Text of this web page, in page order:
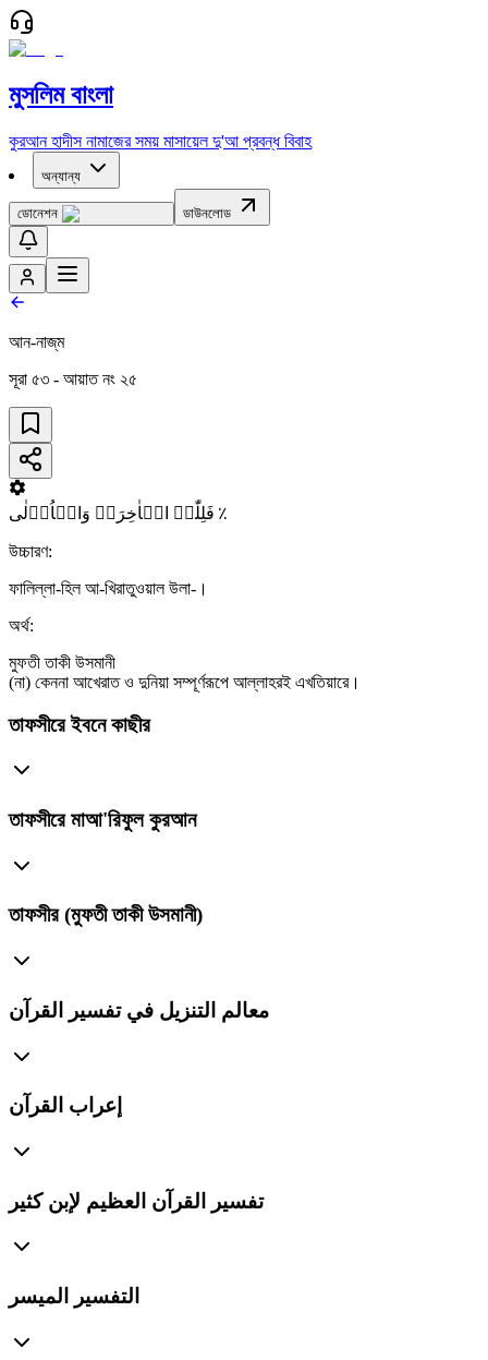
মুসলিম বাংলা
কুরআন হাদীস নামাজের সময় মাসায়েল দু'আ প্রবন্ধ বিবাহ
অন্যান্য
ডোনেশন ডাউনলোড
আন-নাজ্‌ম
সূরা ৫৩ - আয়াত নং ২৫
فَلِلّٰہِ الۡاٰخِرَۃُ وَالۡاُوۡلٰی ٪
উচ্চারণ:
ফালিল্লা-হিল আ-খিরাতুওয়াল উলা-।
অর্থ:
মুফতী তাকী উসমানী
(না) কেননা আখেরাত ও দুনিয়া সম্পূর্ণরূপে আল্লাহরই এখতিয়ারে।
তাফসীরে ইবনে কাছীর
তাফসীরে মাআ'রিফুল কুরআন
তাফসীর (মুফতী তাকী উসমানী)
معالم التنزيل في تفسير القرآن
إعراب القرآن
تفسير القرآن العظيم لإبن كثير
التفسير الميسر